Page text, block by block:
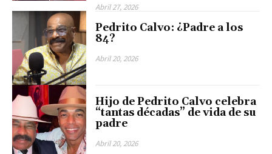
Abril 27, 2026
Pedrito Calvo: ¿Padre a los
84?
Abril 20, 2026
Hijo de Pedrito Calvo celebra
“tantas décadas” de vida de su
padre
Abril 20, 2026